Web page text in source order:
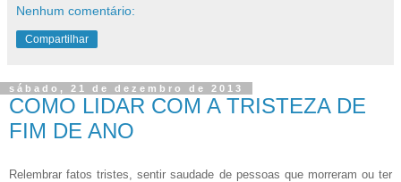
Nenhum comentário:
Compartilhar
sábado, 21 de dezembro de 2013
COMO LIDAR COM A TRISTEZA DE
FIM DE ANO
Relembrar fatos tristes, sentir saudade de pessoas que morreram ou ter